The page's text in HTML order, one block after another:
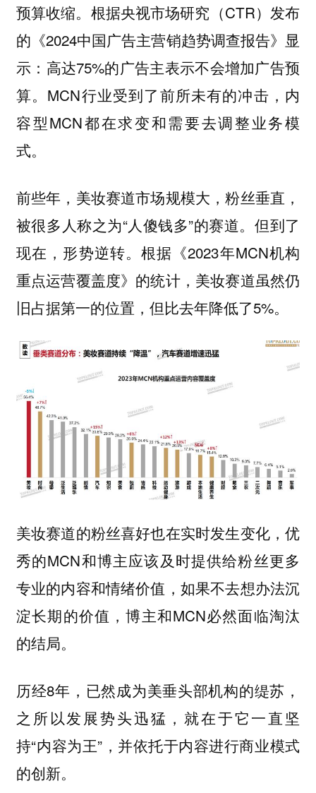
预算收缩。根据央视市场研究（CTR）发布
的《2024中国广告主营销趋势调查报告》显
示：高达75%的广告主表示不会增加广告预
算。MCN行业受到了前所未有的冲击，内
容型MCN都在求变和需要去调整业务模
式。
前些年，美妆赛道市场规模大，粉丝垂直，
被很多人称之为“人傻钱多”的赛道。但到了
现在，形势逆转。根据《2023年MCN机构
重点运营覆盖度》的统计，美妆赛道虽然仍
旧占据第一的位置，但比去年降低了5%。
美妆赛道的粉丝喜好也在实时发生变化，优
秀的MCN和博主应该及时提供给粉丝更多
专业的内容和情绪价值，如果不去想办法沉
淀长期的价值，博主和MCN必然面临淘汰
的结局。
历经8年，已然成为美垂头部机构的缇苏，
之所以发展势头迅猛，就在于它一直坚
持“内容为王”，并依托于内容进行商业模式
的创新。